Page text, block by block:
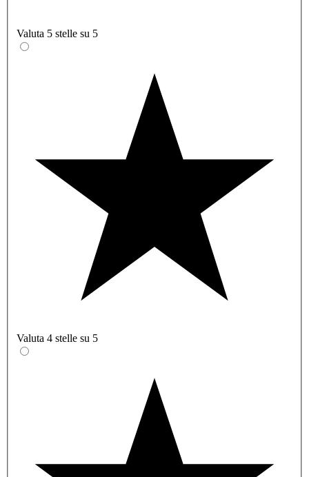
Valuta 5 stelle su 5
Valuta 4 stelle su 5